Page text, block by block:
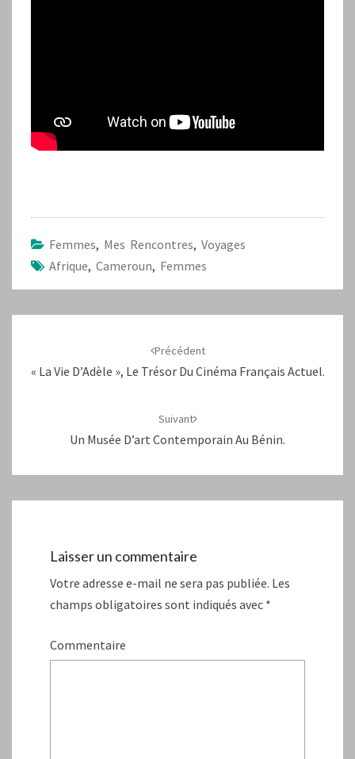
Femmes, Mes Rencontres, Voyages
Afrique, Cameroun, Femmes
Précédent
« La Vie D’Adèle », Le Trésor Du Cinéma Français Actuel.
Suivant
Un Musée D’art Contemporain Au Bénin.
Laisser un commentaire
Votre adresse e-mail ne sera pas publiée. Les
champs obligatoires sont indiqués avec *
Commentaire